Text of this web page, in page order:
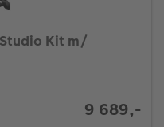
Kit m/
9 689,-